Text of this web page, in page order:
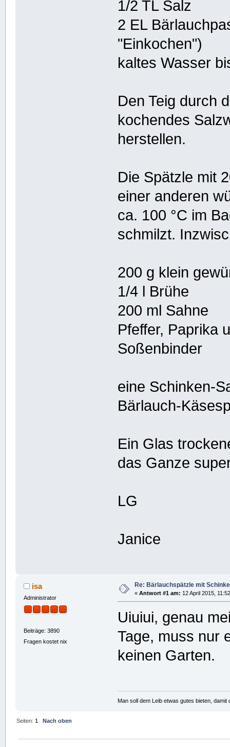
1/2 TL Salz
2 EL
"Einkochen")
kaltes Wasser
Den Teig durch
kochendes
herstellen.
Die Spätzle mit
einer anderen
ca. 100 °C im
schmilzt.
200 g klein
1/4 l Brühe
200 ml Sahne
Pfeffer, Paprika
Soßenbinder
eine Schinken-
Bärlauch-
Ein Glas
das Ganze
LG
Janice
isa
Administrator
Beiträge: 3890
Fragen kostet nix
Re: Bärlauchspätzle mit
« Antwort #1 am: 12 April 2015,
Uiuiui, genau
Tage, muss nur
keinen Garten.
Man soll dem Leib etwas gutes bieten,
Seiten:1 Nach oben